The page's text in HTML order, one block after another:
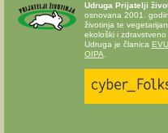
Udruga Prijatelji
osnovana 2001.
životinja te
ekološki i zdravstveno
Udruga je članica EVU
OIPA